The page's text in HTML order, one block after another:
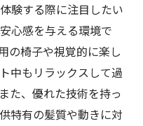
験する際に注目したい
心感を与える環境で
の椅子や視覚的に楽し
中もリラックスして過
た、優れた技術を持っ
特有の髪質や動きに対